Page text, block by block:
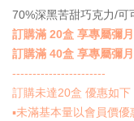
Get
E-
VIP
物
須
70%深黑苦甜巧克力/可
訂購滿 20盒 享專屬彌
訂購滿 40盒 享專屬彌
-----------------------
訂購未達20盒 優惠如下
▪️未滿基本量以會員價